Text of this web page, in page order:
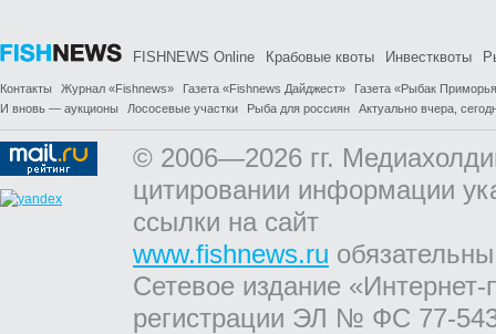
FISHNEWS Online Крабовые квоты Инвестквоты
Контакты Журнал «Fishnews» Газета «Fishnews Дайджест»
Газета «Рыбак
И вновь — аукционы
Лососевые участки Рыба для россиян Актуально вчера,
© 2006—2026 гг.
цитировании информации
ссылки на сайт
www.fishnews.ru
Сетевое издание
регистрации ЭЛ № ФС 77-